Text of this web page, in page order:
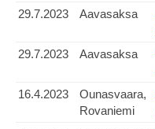
29.7.2023 Aavasaksa
29.7.2023 Aavasaksa
16.4.2023
Ounasvaara,
Rovaniemi